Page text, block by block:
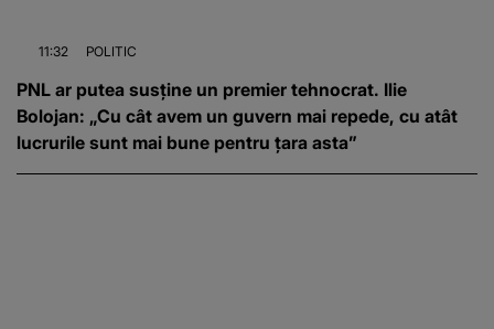
11:32 POLITIC
PNL ar putea susține un premier tehnocrat. Ilie
Bolojan: „Cu cât avem un guvern mai repede, cu atât
lucrurile sunt mai bune pentru țara asta”